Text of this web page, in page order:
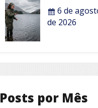
6 de
de 2026
Posts por Mês